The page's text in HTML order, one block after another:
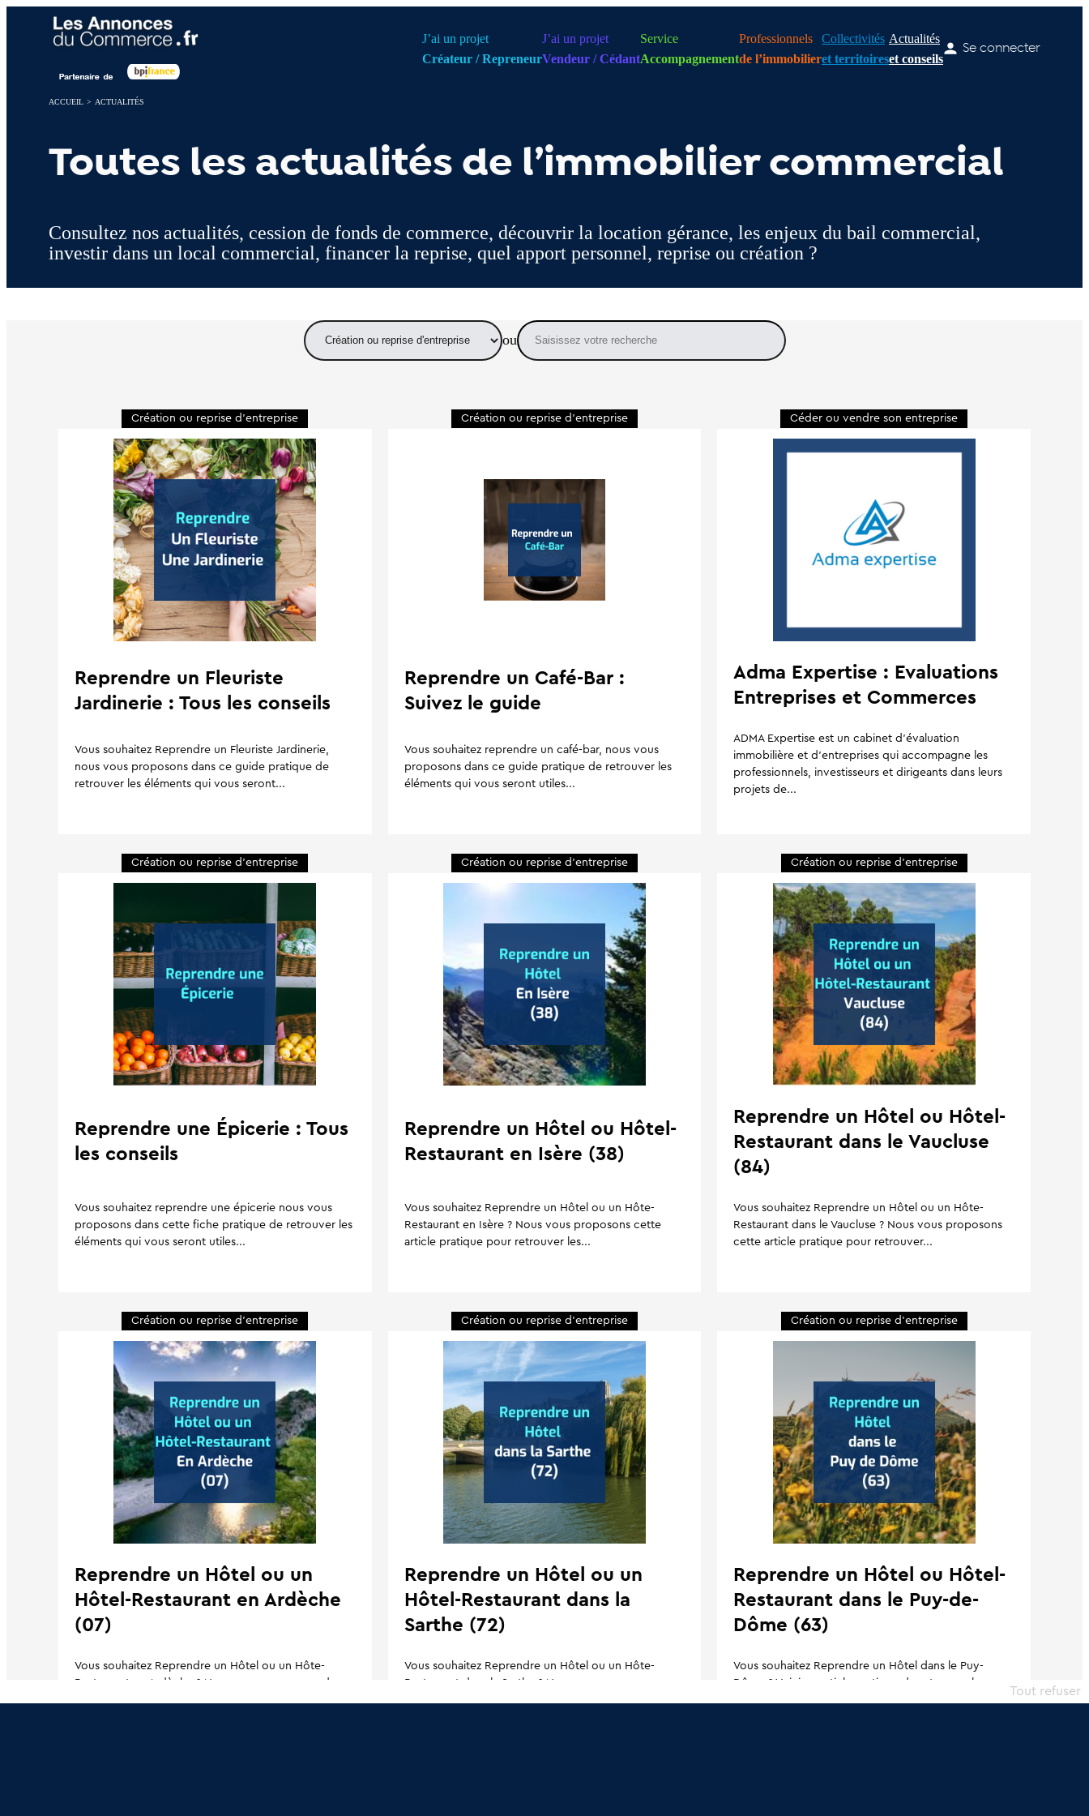
J’ai un projet
Créateur / Repreneur
J’ai un projet
Vendeur / Cédant
Service
Accompagnement
Professionnels
de l’immobilier
Collectivités
et territoires
Actualités
et conseils
Se connecter
ACCUEIL > ACTUALITÉS
Toutes les actualités de l’immobilier commercial
Consultez nos actualités, cession de fonds de commerce, découvrir la location gérance, les enjeux du bail commercial,
investir dans un local commercial, financer la reprise, quel apport personnel, reprise ou création ?
Choisissez une thématique
ou
Rechercher une actualité
Création ou reprise d'entreprise
Reprendre un Fleuriste
Jardinerie : Tous les conseils
Vous souhaitez Reprendre un Fleuriste Jardinerie,
nous vous proposons dans ce guide pratique de
retrouver les éléments qui vous seront...
Création ou reprise d'entreprise
Reprendre un Café-Bar :
Suivez le guide
Vous souhaitez reprendre un café-bar, nous vous
proposons dans ce guide pratique de retrouver les
éléments qui vous seront utiles...
Céder ou vendre son entreprise
Adma Expertise : Evaluations
Entreprises et Commerces
ADMA Expertise est un cabinet d’évaluation
immobilière et d’entreprises qui accompagne les
professionnels, investisseurs et dirigeants dans leurs
projets de...
Création ou reprise d'entreprise
Reprendre une Épicerie : Tous
les conseils
Vous souhaitez reprendre une épicerie nous vous
proposons dans cette fiche pratique de retrouver les
éléments qui vous seront utiles...
Création ou reprise d'entreprise
Reprendre un Hôtel ou Hôtel-
Restaurant en Isère (38)
Vous souhaitez Reprendre un Hôtel ou un Hôte-
Restaurant en Isère ? Nous vous proposons cette
article pratique pour retrouver les...
Création ou reprise d'entreprise
Reprendre un Hôtel ou Hôtel-
Restaurant dans le Vaucluse
(84)
Vous souhaitez Reprendre un Hôtel ou un Hôte-
Restaurant dans le Vaucluse ? Nous vous proposons
cette article pratique pour retrouver...
Création ou reprise d'entreprise
Reprendre un Hôtel ou un
Hôtel-Restaurant en Ardèche
(07)
Vous souhaitez Reprendre un Hôtel ou un Hôte-
Restaurant en Ardèche ? Nous vous proposons dans
Création ou reprise d'entreprise
Reprendre un Hôtel ou un
Hôtel-Restaurant dans la
Sarthe (72)
Vous souhaitez Reprendre un Hôtel ou un Hôte-
Restaurant dans la Sarthe ? Nous vous proposons
Création ou reprise d'entreprise
Reprendre un Hôtel ou Hôtel-
Restaurant dans le Puy-de-
Dôme (63)
Vous souhaitez Reprendre un Hôtel dans le Puy-
Dôme ? Voici un article pratique de retrouver les
Panneau de gestion des cookies
Tout refuser